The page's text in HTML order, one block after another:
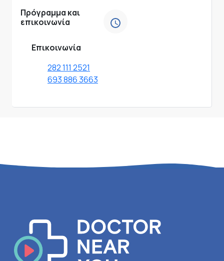
Πρόγραμμα και
επικοινωνία
Επικοινωνία
282 111 2521
693 886 3663